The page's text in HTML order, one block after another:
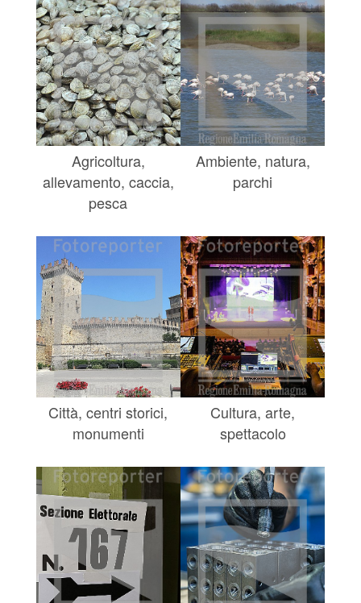
Agricoltura,
allevamento, caccia,
pesca
Ambiente, natura,
parchi
Città, centri storici,
monumenti
Cultura, arte,
spettacolo